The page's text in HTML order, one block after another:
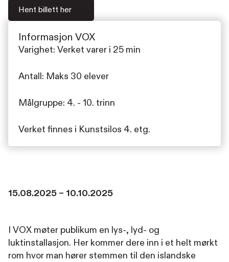
Hent billett her
Informasjon VOX
Varighet: Verket varer i 25 min
Antall: Maks 30 elever
Målgruppe: 4. - 10. trinn
Verket finnes i Kunstsilos 4. etg.
15.08.2025 – 10.10.2025
I VOX møter publikum en lys-, lyd- og
luktinstallasjon. Her kommer dere inn i et helt mørkt
rom hvor man hører stemmen til den islandske